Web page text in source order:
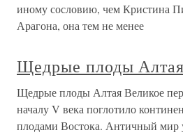
иному сословию, чем Кристина
Арагона, она тем не менее
Щедрые плоды Алтая
Щедрые плоды Алтая Великое
началу V века поглотило
плодами Востока. Античный мир